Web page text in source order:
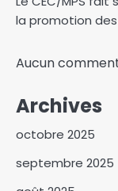
la promotion
Aucun
Archives
octobre 2025
septembre 2025